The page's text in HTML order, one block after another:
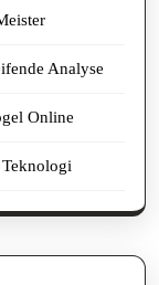
Analyse
Online